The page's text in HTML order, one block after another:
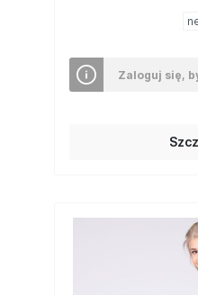
Zaloguj się,